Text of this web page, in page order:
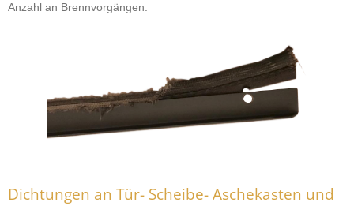
Anzahl an Brennvorgängen.
Dichtungen an Tür- Scheibe- Aschekasten und